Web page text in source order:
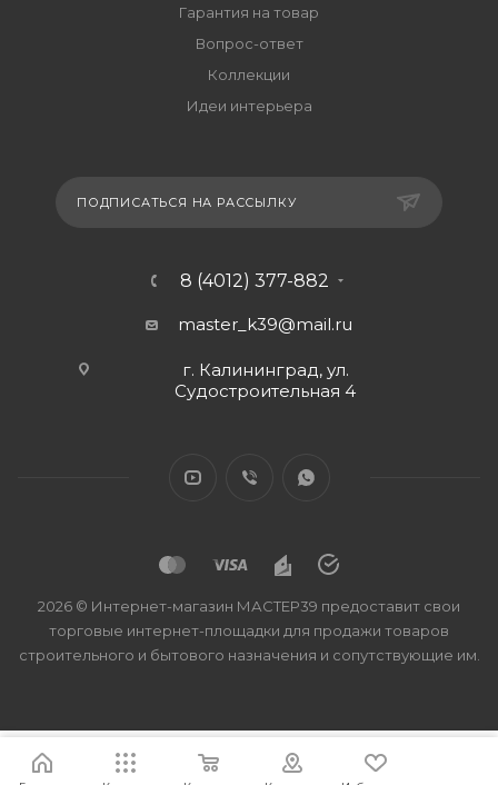
Гарантия на товар
Вопрос-ответ
Коллекции
Идеи интерьера
ПОДПИСАТЬСЯ НА РАССЫЛКУ
8 (4012) 377-882
master_k39@mail.ru
г. Калининград, ул.
Судостроительная 4
2026 © Интернет-магазин МАСТЕР39 предоставит свои
торговые интернет-площадки для продажи товаров
строительного и бытового назначения и сопутствующие им.